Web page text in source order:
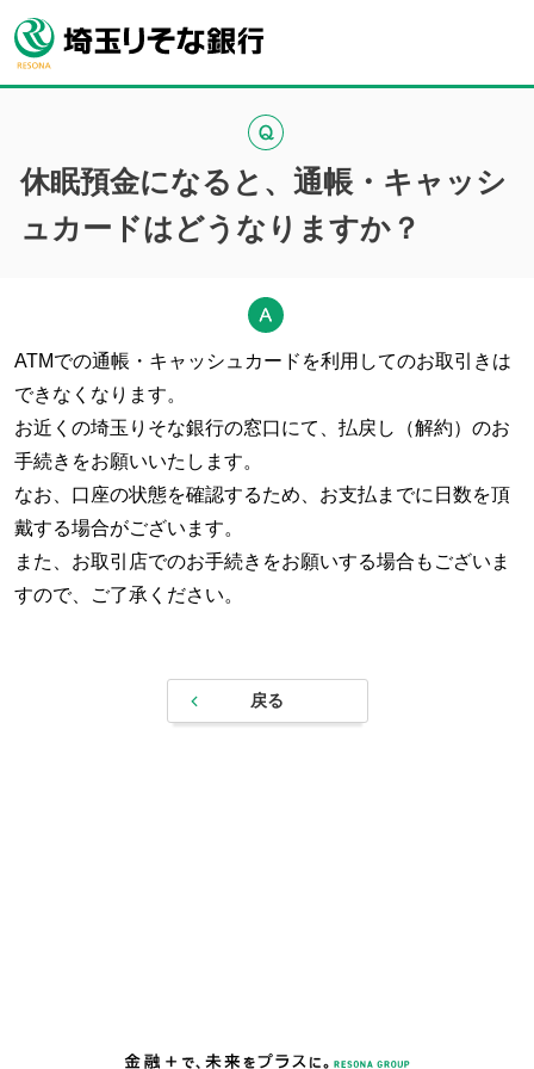
休眠預金になると、通帳・キャッシ
ュカードはどうなりますか？
ATMでの通帳・キャッシュカードを利用してのお取引きは
できなくなります。
お近くの埼玉りそな銀行の窓口にて、払戻し（解約）のお
手続きをお願いいたします。
なお、口座の状態を確認するため、お支払までに日数を頂
戴する場合がございます。
また、お取引店でのお手続きをお願いする場合もございま
すので、ご了承ください。
戻る